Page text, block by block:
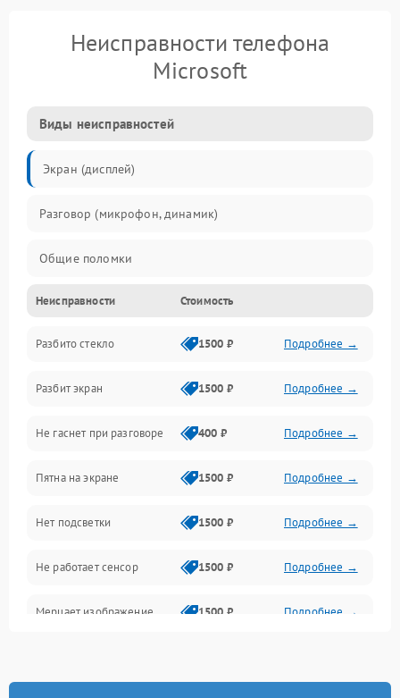
Неисправности телефона
Microsoft
Виды неисправностей
Экран (дисплей)
Разговор (микрофон, динамик)
Общие поломки
Проблемы связи
Камеры
Проблемы с дисплеем и сенсором
Зарядка
Проблемы с питанием, зарядкой и аккумулятором
Проблемы с работой системы, корпусом и другие
Неисправности Стоимость
Разбито стекло 1500 ₽ Подробнее →
Разбит экран 1500 ₽ Подробнее →
Не гаснет при разговоре 400 ₽ Подробнее →
Пятна на экране 1500 ₽ Подробнее →
Нет подсветки 1500 ₽ Подробнее →
Не работает сенсор 1500 ₽ Подробнее →
Мерцает изображение 1500 ₽ Подробнее →